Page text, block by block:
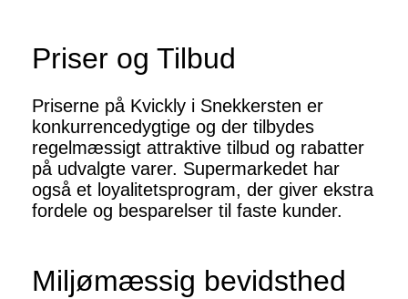
Priser og Tilbud
Priserne på Kvickly i Snekkersten er
konkurrencedygtige og der tilbydes
regelmæssigt attraktive tilbud og rabatter
på udvalgte varer. Supermarkedet har
også et loyalitetsprogram, der giver ekstra
fordele og besparelser til faste kunder.
Miljømæssig bevidsthed